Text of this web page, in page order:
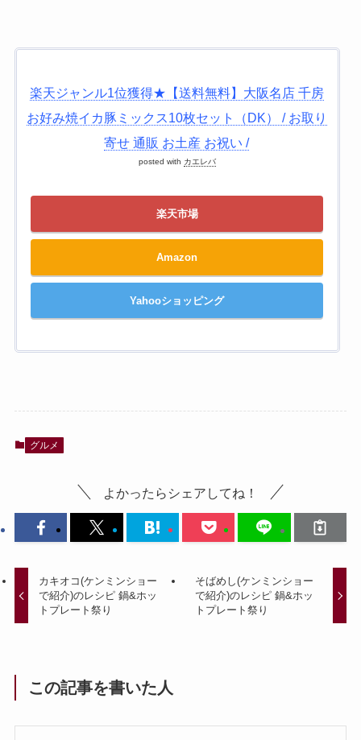
楽天ジャンル1位獲得★【送料無料】大阪名店 千房
お好み焼イカ豚ミックス10枚セット（DK） / お取り
寄せ 通販 お土産 お祝い /
posted with カエレバ
楽天市場
Amazon
Yahooショッピング
グルメ
よかったらシェアしてね！
カキオコ(ケンミンショー
で紹介)のレシピ 鍋&ホッ
トプレート祭り
そばめし(ケンミンショー
で紹介)のレシピ 鍋&ホッ
トプレート祭り
この記事を書いた人